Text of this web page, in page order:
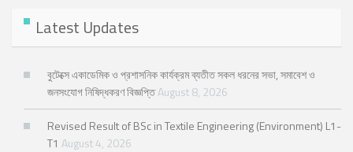
Latest Updates
বুটেক্সে একাডেমিক ও প্রশাসনিক কার্যক্রম ব্যতীত সকল ধরনের সভা, সমাবেশ ও
জনসংযোগ নিষিদ্ধকরণ বিজ্ঞপ্তিAugust 8, 2026
Revised Result of BSc in Textile Engineering (Environment) L1-
T1 August 4, 2026